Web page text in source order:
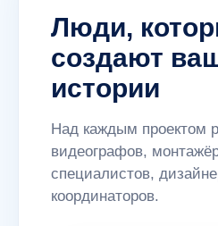
Люди,
создают
истории
Над каждым проектом
видеографов,
специалистов,
координаторов.